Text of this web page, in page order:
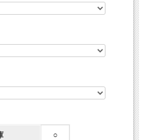
電池2600ｍAh使用時
と、ご了承ください。
売り）
○